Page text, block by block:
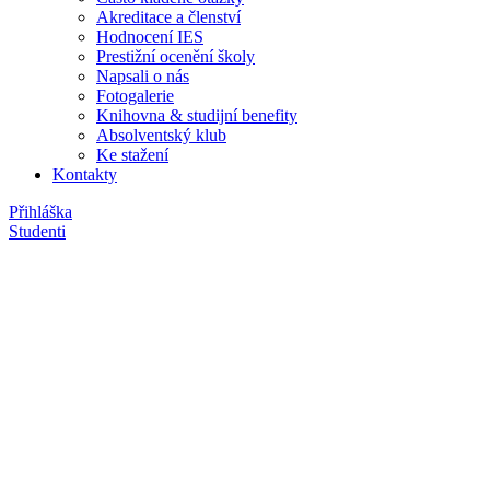
Akreditace a členství
Hodnocení IES
Prestižní ocenění školy
Napsali o nás
Fotogalerie
Knihovna & studijní benefity
Absolventský klub
Ke stažení
Kontakty
Přihláška
Studenti